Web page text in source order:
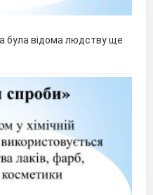
була відома людству ще